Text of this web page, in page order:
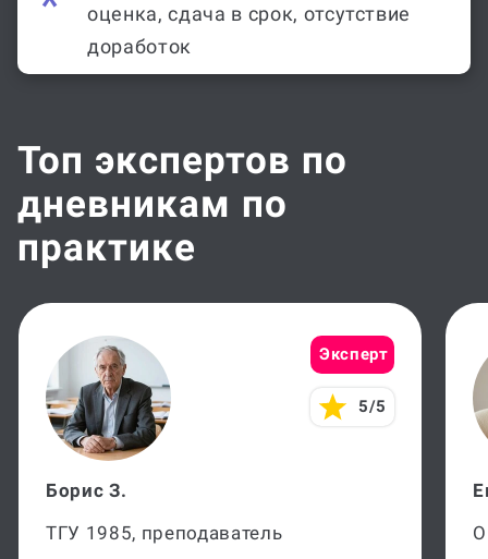
оценка, сдача в срок, отсутствие
доработок
Топ экспертов по
дневникам по
практике
Эксперт
5/5
Борис З.
ТГУ 1985, преподаватель